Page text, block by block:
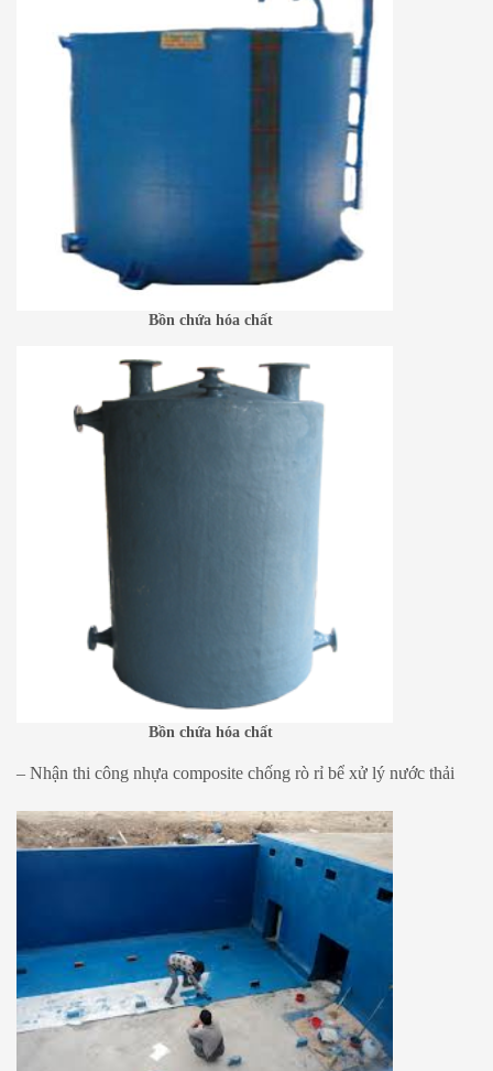
Bồn chứa hóa chất
Bồn chứa hóa chất
– Nhận thi công nhựa composite chống rò rỉ bể xử lý nước thải